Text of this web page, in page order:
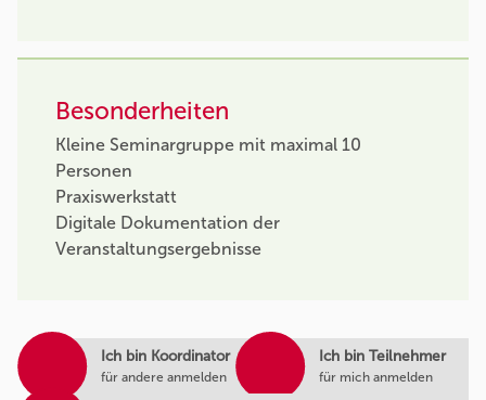
Ich bin Koordinator
für andere anmelden
Ich bin Teilnehmer
für mich anmelden
Besonderheiten
Kleine Seminargruppe mit maximal 10
Personen
Praxiswerkstatt
Digitale Dokumentation der
Veranstaltungsergebnisse